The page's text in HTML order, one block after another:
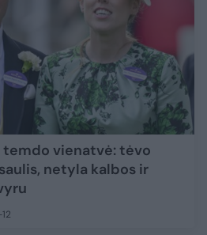
vienatvė: tėvo
netyla kalbos ir